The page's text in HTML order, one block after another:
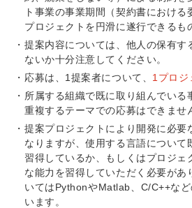
ト事業の事業期間（契約書における
プロジェクトを円滑に遂行できるも
提案内容については、他人の保有す
ないか十分注意してください。
応募は、1提案者について、 1プロジ
所属する組織で既に取り組んでいる
重複するテーマでの応募はできませ
提案プロジェクトにより開発に必要
なりますが、使用する言語について
習得しているか、もしくはプロジェ
な能力を習得していただく必要があ
いてはPythonやMatlab、C/C++な
います。